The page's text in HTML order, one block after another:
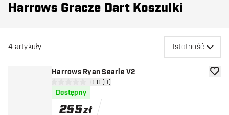
Harrows Gracze Dart Koszulki
4 artykuły Istotność
Harrows Ryan Searle V2
otwórz panel recenzji
0 gwiazdki oceny0.0 (0)
Dostępny
255zł